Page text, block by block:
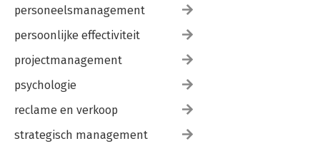
personeelsmanagement
persoonlijke effectiviteit
projectmanagement
psychologie
reclame en verkoop
strategisch management